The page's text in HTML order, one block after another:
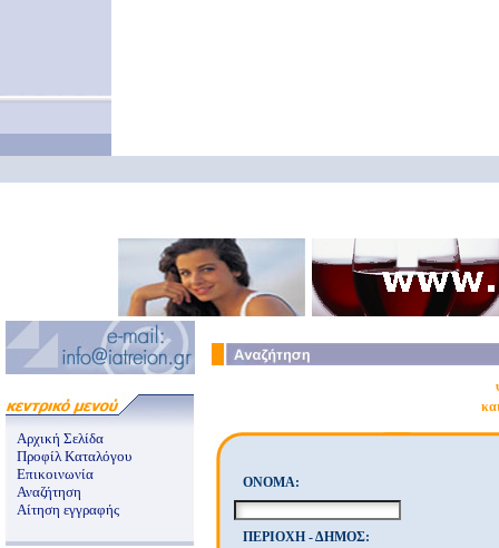
Αρχική Σελίδα
Προφίλ Καταλόγου
Επικοινωνία
Αναζήτηση
Αίτηση εγγραφής
ONOMA:
ΠΕΡΙΟΧΗ - ΔΗΜΟΣ: